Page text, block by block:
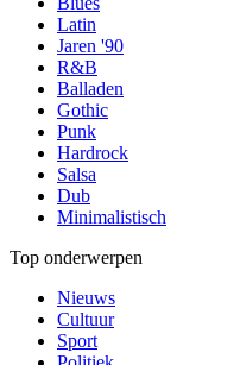
Latin
Jaren '90
R&B
Balladen
Gothic
Punk
Hardrock
Salsa
Dub
Minimalistisch
Top onderwerpen
Nieuws
Cultuur
Sport